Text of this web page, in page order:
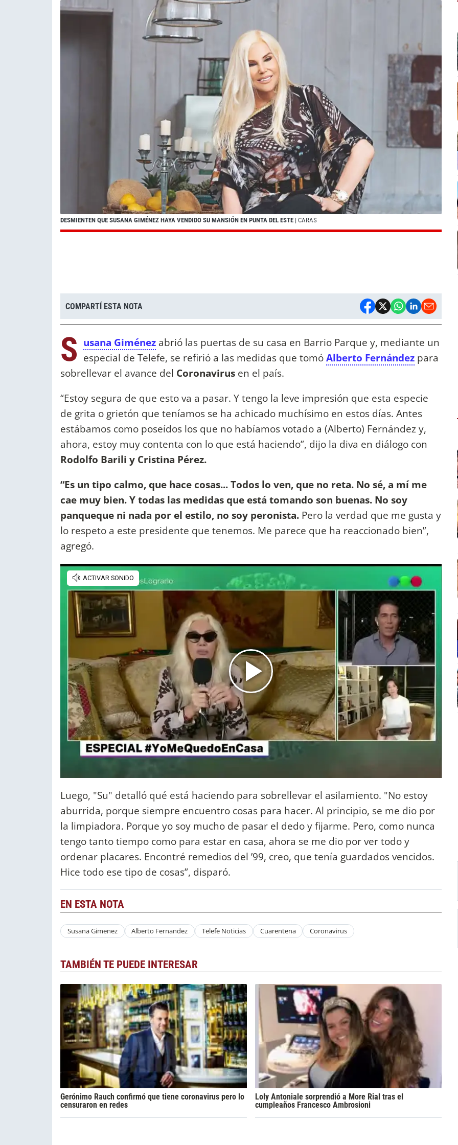
DESMIENTEN QUE SUSANA GIMÉNEZ HAYA VENDIDO SU MANSIÓN EN PUNTA DEL ESTE | CARAS
COMPARTÍ ESTA NOTA
S usana Giménez abrió las puertas de su casa en Barrio Parque y, mediante un
especial de Telefe, se refirió a las medidas que tomóAlberto Fernández para
sobrellevar el avance del Coronavirus en el país.
“Estoy segura de que esto va a pasar. Y tengo la leve impresión que esta especie
de grita o grietón que teníamos se ha achicado muchísimo en estos días. Antes
estábamos como poseídos los que no habíamos votado a (Alberto) Fernández y,
ahora, estoy muy contenta con lo que está haciendo”, dijo la diva en diálogo con
Rodolfo Barili y Cristina Pérez.
“Es un tipo calmo, que hace cosas... Todos lo ven, que no reta. No sé, a mí me
cae muy bien. Y todas las medidas que está tomando son buenas. No soy
panqueque ni nada por el estilo, no soy peronista. Pero la verdad que me gusta y
lo respeto a este presidente que tenemos. Me parece que ha reaccionado bien”,
agregó.
Luego, "Su" detalló qué está haciendo para sobrellevar el asilamiento. "No estoy
aburrida, porque siempre encuentro cosas para hacer. Al principio, se me dio por
la limpiadora. Porque yo soy mucho de pasar el dedo y fijarme. Pero, como nunca
tengo tanto tiempo como para estar en casa, ahora se me dio por ver todo y
ordenar placares. Encontré remedios del ’99, creo, que tenía guardados vencidos.
Hice todo ese tipo de cosas”, disparó.
EN ESTA NOTA
Susana Gimenez Alberto Fernandez Telefe Noticias Cuarentena Coronavirus
TAMBIÉN TE PUEDE INTERESAR
Gerónimo Rauch confirmó que tiene coronavirus pero lo
censuraron en redes
Loly Antoniale sorprendió a More Rial tras el
cumpleaños Francesco Ambrosioni